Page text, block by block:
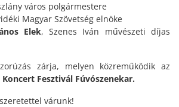
város polgármestere
Magyar Szövetség elnöke
Elek, Szenes Iván művészeti díjas
zárja, melyen közreműködik az
Fesztivál Fúvószenekar.
várunk!